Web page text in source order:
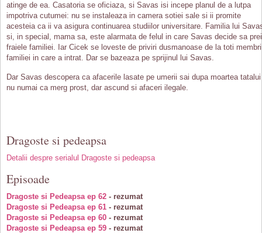
atinge de ea. Casatoria se oficiaza, si Savas isi incepe planul de a lutpa
impotriva cutumei: nu se instaleaza in camera sotiei sale si ii promite
acesteia ca ii va asigura continuarea studiilor universitare. Familia lui
si, in special, mama sa, este alarmata de felul in care Savas decide sa
fraiele familiei. Iar Cicek se loveste de priviri dusmanoase de la toti
familiei in care a intrat. Dar se bazeaza pe sprijinul lui Savas.
Dar Savas descopera ca afacerile lasate pe umerii sai dupa moartea tatalui
nu numai ca merg prost, dar ascund si afaceri ilegale.
Dragoste si pedeapsa
Detalii despre serialul Dragoste si pedeapsa
Episoade
Dragoste si Pedeapsa ep 62 - rezumat
Dragoste si Pedeapsa ep 61 - rezumat
Dragoste si Pedeapsa ep 60 - rezumat
Dragoste si Pedeapsa ep 59 - rezumat